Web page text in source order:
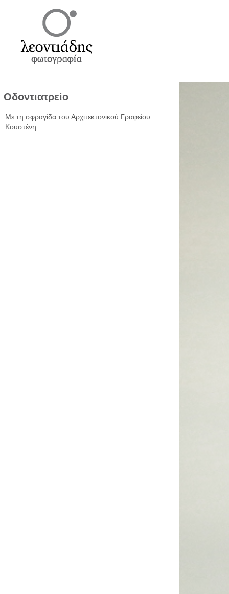
Οδοντιατρείο
Με τη σφραγίδα του Αρχιτεκτονικού Γραφείου
Κουστένη